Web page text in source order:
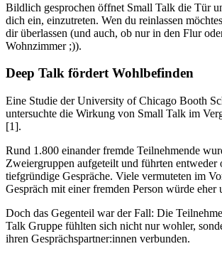
Bildlich gesprochen öffnet Small Talk die Tür
dich ein, einzutreten. Wen du reinlassen
dir überlassen (und auch, ob nur in den Flur
Wohnzimmer ;)).
Deep Talk fördert Wohlbefinden
Eine Studie der University of Chicago Booth
untersuchte die Wirkung von Small Talk im
[1].
Rund 1.800 einander fremde Teilnehmende
Zweiergruppen aufgeteilt und führten entweder
tiefgründige Gespräche. Viele vermuteten im
Gespräch mit einer fremden Person würde eher
Doch das Gegenteil war der Fall: Die
Talk Gruppe fühlten sich nicht nur wohler,
ihren Gesprächspartner:innen verbunden.